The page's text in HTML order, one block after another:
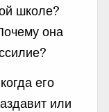
школе?
она
его
или